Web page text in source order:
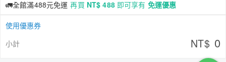
🚛全館滿488元免運 再買 NT$ 488即可享有 免運優惠
使用優惠券
小計
NT$ 0